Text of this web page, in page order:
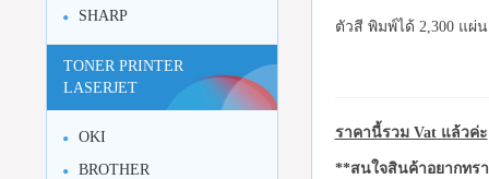
ตัวสี พิมพ์ได้ 2,300 แผ่
ราคานี้รวม Vat แล้วค่ะ
**สนใจสินค้าอยากทร
SHARP
TONER PRINTER
LASERJET
OKI
BROTHER